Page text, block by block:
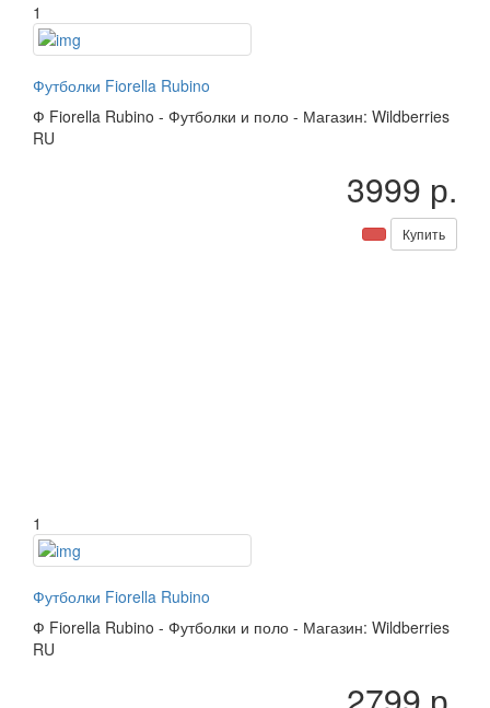
1
Футболки Fiorella Rubino
Ф Fiorella Rubino - Футболки и поло - Магазин: Wildberries
RU
3999 р.
Купить
1
Футболки Fiorella Rubino
Ф Fiorella Rubino - Футболки и поло - Магазин: Wildberries
RU